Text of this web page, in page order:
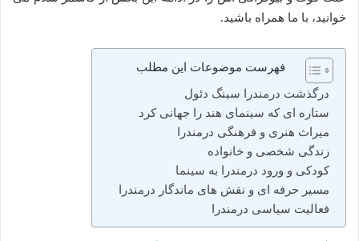
خوانید، با ما همراه باشید.
فهرست موضوعات این مطلب
درگذشت درمندرا سینگ دئول
ستاره‌ ای که سینمای هند را جهانی کرد
میراث هنری و فرهنگی درمندرا
زندگی شخصی و خانواده
کودکی و ورود درمندرا به سینما
مسیر حرفه‌ ای و نقش‌ های ماندگار درمندرا
فعالیت سیاسی درمندرا